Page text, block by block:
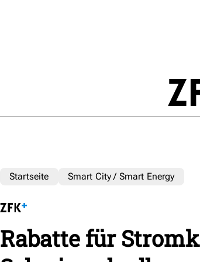
Startseite Smart City / Smart Energy
Rabatte für